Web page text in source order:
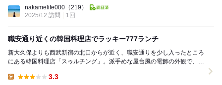
nakamelife000 （219）
2025/12 訪問
1回
職安通り近くの韓国料理店でラッキー777ランチ
新大久保よりも西武新宿の北口からが近く、職安通りを少し入ったところ
にある韓国料理店「スゥルチング」。派手めな屋台風の電飾の外観で、ガ
3.3